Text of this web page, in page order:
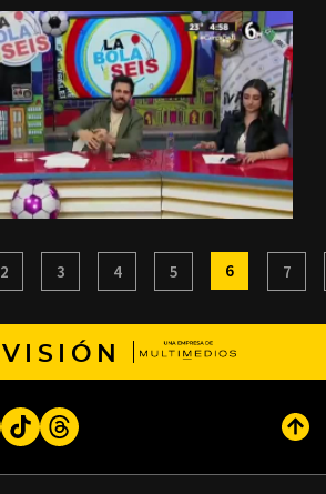
2 3 4 5 6 7
TikTokThreads